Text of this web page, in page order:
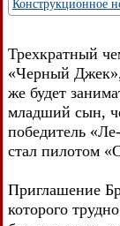
Конструкционное
Трехкратный
«Черный
же будет
младший сын,
победитель
стал пилотом
Приглашение
которого